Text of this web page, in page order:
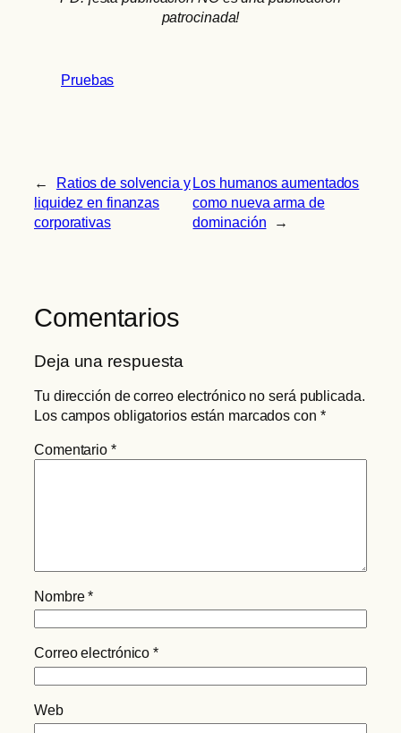
patrocinada!
Pruebas
←
Ratios de solvencia y
liquidez en finanzas
corporativas
Los humanos aumentados
como nueva arma de
dominación
→
Comentarios
Deja una respuesta
Tu dirección de correo electrónico no será publicada.
Los campos obligatorios están marcados con *
Comentario *
Nombre*
Correo electrónico*
Web